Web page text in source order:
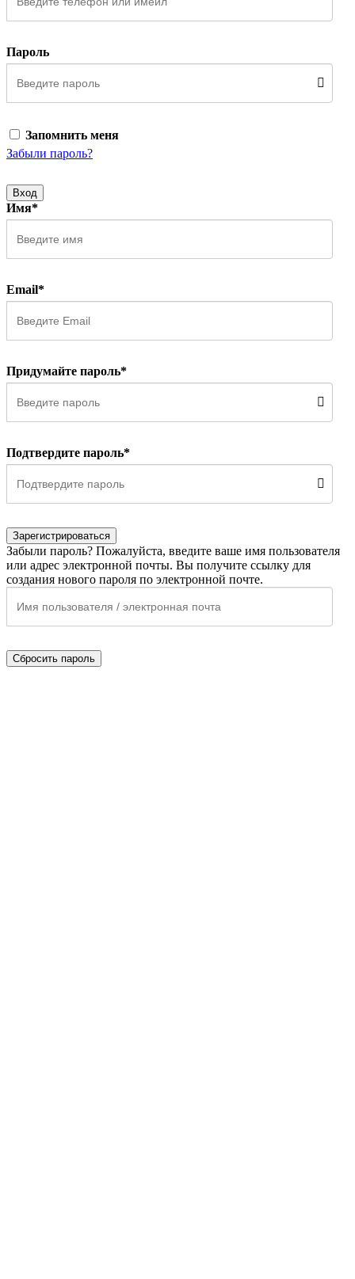
Пароль
Запомнить меня
Забыли пароль?
Вход
Имя*
Email*
Придумайте пароль*
Подтвердите пароль*
Зарегистрироваться
Забыли пароль? Пожалуйста, введите ваше имя пользователя
или адрес электронной почты. Вы получите ссылку для
создания нового пароля по электронной почте.
Сбросить пароль